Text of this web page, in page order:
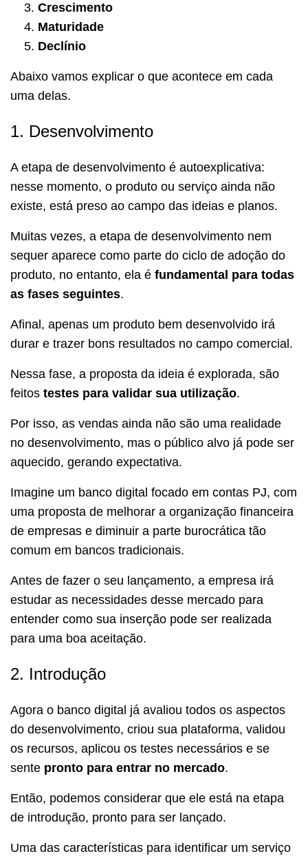
Crescimento
Maturidade
Declínio
Abaixo vamos explicar o que acontece em cada
uma delas.
1. Desenvolvimento
A etapa de desenvolvimento é autoexplicativa:
nesse momento, o produto ou serviço ainda não
existe, está preso ao campo das ideias e planos.
Muitas vezes, a etapa de desenvolvimento nem
sequer aparece como parte do ciclo de adoção do
produto, no entanto, ela é fundamental para todas
as fases seguintes.
Afinal, apenas um produto bem desenvolvido irá
durar e trazer bons resultados no campo comercial.
Nessa fase, a proposta da ideia é explorada, são
feitos testes para validar sua utilização.
Por isso, as vendas ainda não são uma realidade
no desenvolvimento, mas o público alvo já pode ser
aquecido, gerando expectativa.
Imagine um banco digital focado em contas PJ, com
uma proposta de melhorar a organização financeira
de empresas e diminuir a parte burocrática tão
comum em bancos tradicionais.
Antes de fazer o seu lançamento, a empresa irá
estudar as necessidades desse mercado para
entender como sua inserção pode ser realizada
para uma boa aceitação.
2. Introdução
Agora o banco digital já avaliou todos os aspectos
do desenvolvimento, criou sua plataforma, validou
os recursos, aplicou os testes necessários e se
sente pronto para entrar no mercado.
Então, podemos considerar que ele está na etapa
de introdução, pronto para ser lançado.
Uma das características para identificar um serviço